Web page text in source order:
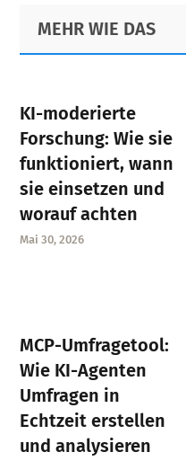
Primary
Sidebar
Footer
MEHR WIE DAS
KI-moderierte
Forschung: Wie sie
funktioniert, wann
sie einsetzen und
worauf achten
Mai 30, 2026
MCP-Umfragetool:
Wie KI-Agenten
Umfragen in
Echtzeit erstellen
und analysieren